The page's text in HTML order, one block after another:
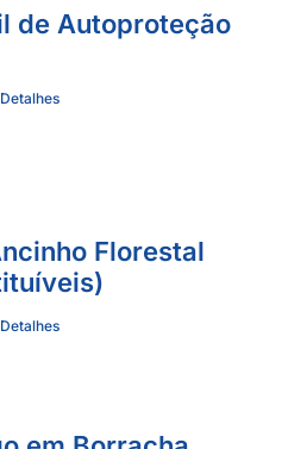
de Autoproteção
Detalhes
Florestal
Detalhes